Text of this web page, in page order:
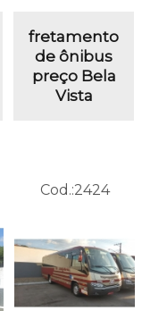
fretamento
de ônibus
preço Bela
Vista
Cod.:2424